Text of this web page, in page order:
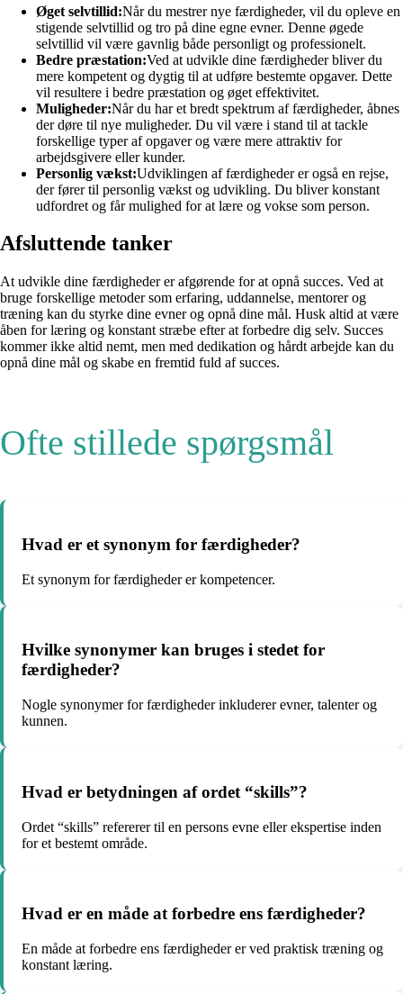
Øget selvtillid:Når du mestrer nye færdigheder, vil du opleve en
stigende selvtillid og tro på dine egne evner. Denne øgede
selvtillid vil være gavnlig både personligt og professionelt.
Bedre præstation:Ved at udvikle dine færdigheder bliver du
mere kompetent og dygtig til at udføre bestemte opgaver. Dette
vil resultere i bedre præstation og øget effektivitet.
Muligheder:Når du har et bredt spektrum af færdigheder, åbnes
der døre til nye muligheder. Du vil være i stand til at tackle
forskellige typer af opgaver og være mere attraktiv for
arbejdsgivere eller kunder.
Personlig vækst:Udviklingen af færdigheder er også en rejse,
der fører til personlig vækst og udvikling. Du bliver konstant
udfordret og får mulighed for at lære og vokse som person.
Afsluttende tanker
At udvikle dine færdigheder er afgørende for at opnå succes. Ved at
bruge forskellige metoder som erfaring, uddannelse, mentorer og
træning kan du styrke dine evner og opnå dine mål. Husk altid at være
åben for læring og konstant stræbe efter at forbedre dig selv. Succes
kommer ikke altid nemt, men med dedikation og hårdt arbejde kan du
opnå dine mål og skabe en fremtid fuld af succes.
Ofte stillede spørgsmål
Hvad er et synonym for færdigheder?
Et synonym for færdigheder er kompetencer.
Hvilke synonymer kan bruges i stedet for
færdigheder?
Nogle synonymer for færdigheder inkluderer evner, talenter og
kunnen.
Hvad er betydningen af ​​ordet “skills”?
Ordet “skills” refererer til en persons evne eller ekspertise inden
for et bestemt område.
Hvad er en måde at forbedre ens færdigheder?
En måde at forbedre ens færdigheder er ved praktisk træning og
konstant læring.